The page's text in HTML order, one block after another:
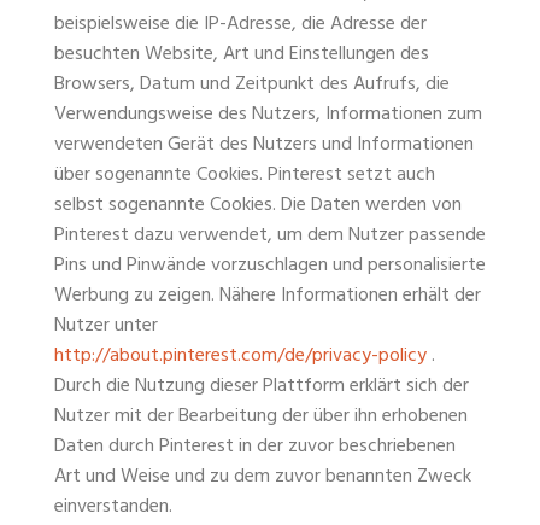
beispielsweise die IP-Adresse, die Adresse der
besuchten Website, Art und Einstellungen des
Browsers, Datum und Zeitpunkt des Aufrufs, die
Verwendungsweise des Nutzers, Informationen zum
verwendeten Gerät des Nutzers und Informationen
über sogenannte Cookies. Pinterest setzt auch
selbst sogenannte Cookies. Die Daten werden von
Pinterest dazu verwendet, um dem Nutzer passende
Pins und Pinwände vorzuschlagen und personalisierte
Werbung zu zeigen. Nähere Informationen erhält der
Nutzer unter
http://about.pinterest.com/de/privacy-policy.
Durch die Nutzung dieser Plattform erklärt sich der
Nutzer mit der Bearbeitung der über ihn erhobenen
Daten durch Pinterest in der zuvor beschriebenen
Art und Weise und zu dem zuvor benannten Zweck
einverstanden.